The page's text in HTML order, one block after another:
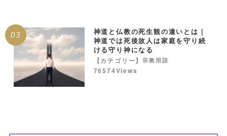
03
神道と仏教の死生観の違いとは｜
神道では死後故人は家庭を守り続
ける守り神になる
【カテゴリー】宗教用語
76574Views